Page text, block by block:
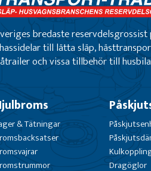
bredaste reservdelsgrossist
till lätta släp,
och vissa tillbehör till
& Tätningar
Dragöglor